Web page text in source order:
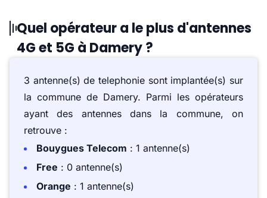
Quel opérateur a le plus d'antennes
4G et 5G à Damery ?
3 antenne(s) de telephonie sont implantée(s) sur
la commune de Damery. Parmi les opérateurs
ayant des antennes dans la commune, on
retrouve :
Bouygues Telecom : 1 antenne(s)
Free : 0 antenne(s)
Orange : 1 antenne(s)